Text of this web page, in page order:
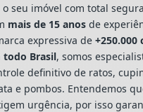
seu imóvel com total
mais de 15 anosde
expressiva de+250.000
todo Brasil, somos
definitivo de ratos,
e pombos. Entendemos
urgência, por isso